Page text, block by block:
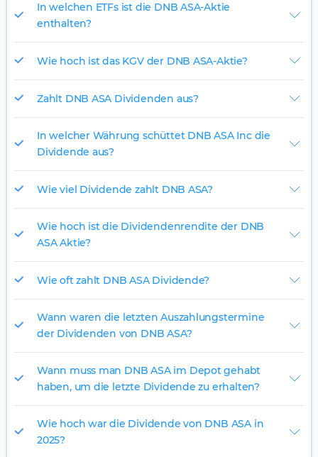
In welchen ETFs ist die DNB ASA-Aktie
enthalten?
Wie hoch ist das KGV der DNB ASA-Aktie?
Zahlt DNB ASA Dividenden aus?
In welcher Währung schüttet DNB ASA Inc die
Dividende aus?
Wie viel Dividende zahlt DNB ASA?
Wie hoch ist die Dividendenrendite der DNB
ASA Aktie?
Wie oft zahlt DNB ASA Dividende?
Wann waren die letzten Auszahlungstermine
der Dividenden von DNB ASA?
Wann muss man DNB ASA im Depot gehabt
haben, um die letzte Dividende zu erhalten?
Wie hoch war die Dividende von DNB ASA in
2025?